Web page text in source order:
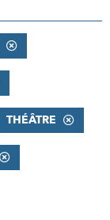
THÉÂTRE